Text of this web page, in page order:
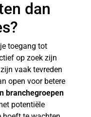
dan
toegang tot
op zoek zijn
vaak tevreden
open voor betere
branchegroepen
potentiële